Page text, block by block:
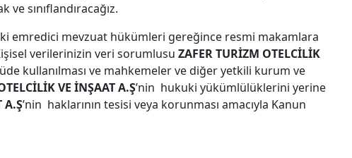
sınıflandıracağız.
emredici mevzuat hükümleri gereğince resmi makamlara
verilerinizin veri sorumlusu ZAFER TURİZM OTELCİLİK
kullanılması ve mahkemeler ve diğer yetkili kurum ve
VE İNŞAAT A.Ş’nin hukuki yükümlülüklerini yerine
A.Ş’nin haklarının tesisi veya korunması amacıyla Kanun